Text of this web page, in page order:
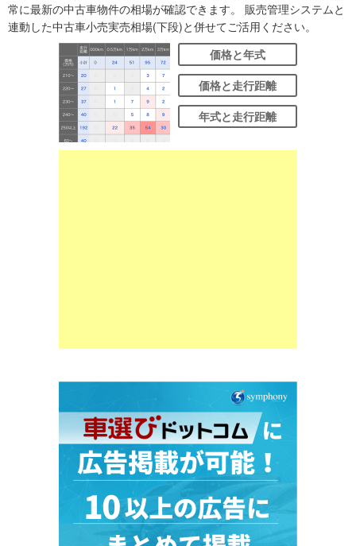
常に最新の中古車物件の相場が確認できます。 販売管理システムと
連動した中古車小売実売相場(下段)と併せてご活用ください。
価格と年式
価格と走行距離
年式と走行距離